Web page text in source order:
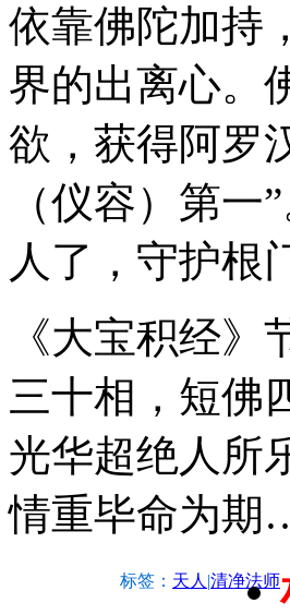
依靠佛陀加持
界的出离心。
欲，获得阿罗
（仪容）第
人了，守护根
《大宝积经
三十相，短佛
光华超绝人所
情重毕命为期
标签： 天人 |清净法师